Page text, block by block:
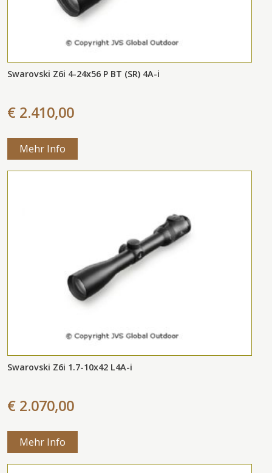
Swarovski Z6i 4-24x56 P BT (SR) 4A-i
€ 2.410,00
Mehr Info
Swarovski Z6i 1.7-10x42 L4A-i
€ 2.070,00
Mehr Info